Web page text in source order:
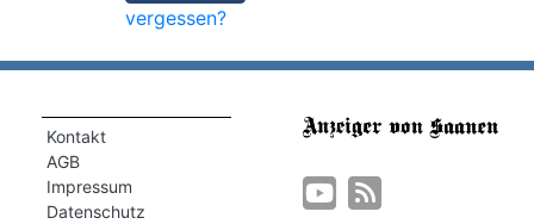
vergessen?
Kontakt
AGB
Impressum
Datenschutz